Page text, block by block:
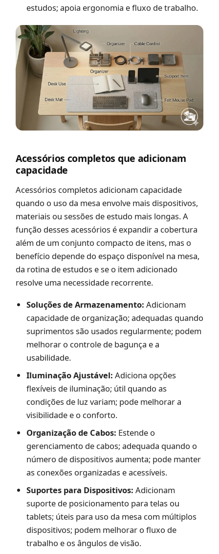
estudos; apoia ergonomia e fluxo de trabalho.
Acessórios completos que adicionam
capacidade
Acessórios completos adicionam capacidade
quando o uso da mesa envolve mais dispositivos,
materiais ou sessões de estudo mais longas. A
função desses acessórios é expandir a cobertura
além de um conjunto compacto de itens, mas o
benefício depende do espaço disponível na mesa,
da rotina de estudos e se o item adicionado
resolve uma necessidade recorrente.
Soluções de Armazenamento: Adicionam
capacidade de organização; adequadas quando
suprimentos são usados regularmente; podem
melhorar o controle de bagunça e a
usabilidade.
Iluminação Ajustável: Adiciona opções
flexíveis de iluminação; útil quando as
condições de luz variam; pode melhorar a
visibilidade e o conforto.
Organização de Cabos: Estende o
gerenciamento de cabos; adequada quando o
número de dispositivos aumenta; pode manter
as conexões organizadas e acessíveis.
Suportes para Dispositivos: Adicionam
suporte de posicionamento para telas ou
tablets; úteis para uso da mesa com múltiplos
dispositivos; podem melhorar o fluxo de
trabalho e os ângulos de visão.